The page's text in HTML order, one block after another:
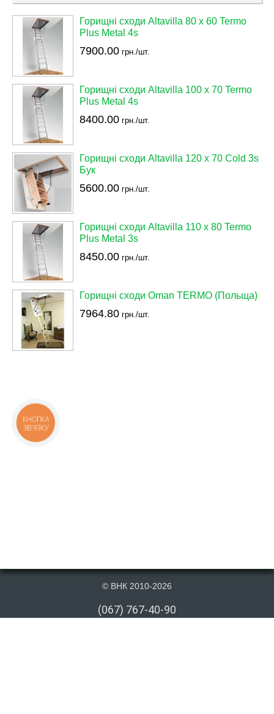
Горищні сходи Altavilla 80 х 60 Termo
Plus Metal 4s
7900.00 грн./шт.
Горищні сходи Altavilla 100 х 70 Termo
Plus Metal 4s
8400.00 грн./шт.
Горищні сходи Altavilla 120 х 70 Cold 3s
Бук
5600.00 грн./шт.
Горищні сходи Altavilla 110 х 80 Termo
Plus Metal 3s
8450.00 грн./шт.
Горищні сходи Oman TERMO (Польща)
7964.80 грн./шт.
© ВНК 2010-2026
(067) 767-40-90
КНОПКА
ЗВ'ЯЗКУ